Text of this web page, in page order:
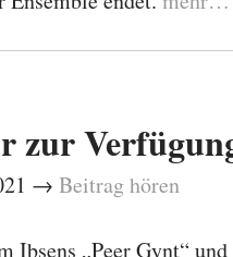
zur
→ Beitrag hören
Ibsens „Peer Gynt“